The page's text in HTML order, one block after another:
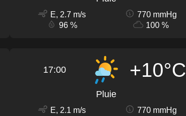
E, 2.7 m/s
770 mmHg
96 %
100 %
17:00 +10°C
Pluie
E, 2.1 m/s
770 mmHg